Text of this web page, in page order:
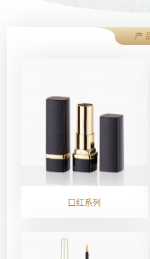
产
口红系列